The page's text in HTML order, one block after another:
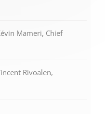
Mameri, Chief
Rivoalen,